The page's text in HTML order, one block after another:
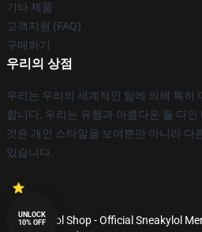
기타 제품
고객지원 (FAQ)
구매하기
우리의 상점
우리는 우리의 세계적인 팀에 의해 특히
합니다. 우리는 유행과 아름다운 둘 다인
것은 개인 스타일을 보여뿐만 아니라 다
있습니다.
© Sneakylol Shop - Official Sneakylol
UNLOCK
10% OFF